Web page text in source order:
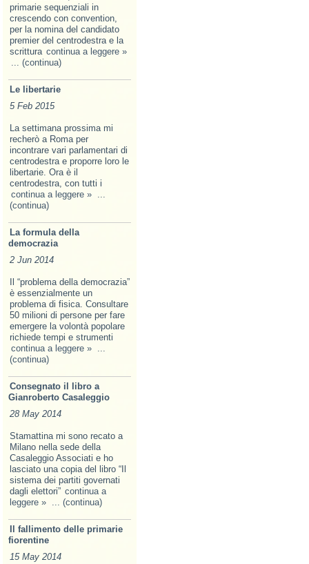
primarie sequenziali in
crescendo con convention,
per la nomina del candidato
premier del centrodestra e la
scrittura continua a leggere »
... (continua)
Le libertarie
5 Feb 2015
La settimana prossima mi
recherò a Roma per
incontrare vari parlamentari di
centrodestra e proporre loro le
libertarie. Ora è il
centrodestra, con tutti i
continua a leggere » ...
(continua)
La formula della
democrazia
2 Jun 2014
Il “problema della democrazia”
è essenzialmente un
problema di fisica. Consultare
50 milioni di persone per fare
emergere la volontà popolare
richiede tempi e strumenti
continua a leggere » ...
(continua)
Consegnato il libro a
Gianroberto Casaleggio
28 May 2014
Stamattina mi sono recato a
Milano nella sede della
Casaleggio Associati e ho
lasciato una copia del libro “Il
sistema dei partiti governati
dagli elettori” continua a
leggere » ... (continua)
Il fallimento delle primarie
fiorentine
15 May 2014